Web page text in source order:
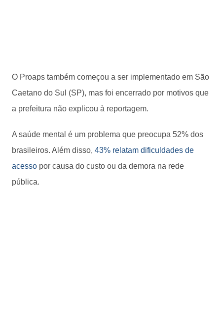
O Proaps também começou a ser implementado em São
Caetano do Sul (SP), mas foi encerrado por motivos que
a prefeitura não explicou à reportagem.
A saúde mental é um problema que preocupa 52% dos
brasileiros. Além disso, 43% relatam dificuldades de
acesso por causa do custo ou da demora na rede
pública.